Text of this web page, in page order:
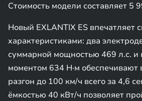
Стоимость модели составляет 5
Новый EXLANTIX ES впечатляет
характеристиками: два
суммарной мощностью 469 л.с. и
моментом 634 Н·м
разгон до 100 км/ч всего за 4,6
ёмкостью 40 кВт/ч позволяет